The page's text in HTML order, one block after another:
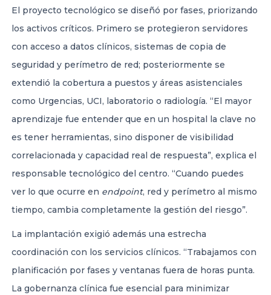
El proyecto tecnológico se diseñó por fases, priorizando
los activos críticos. Primero se protegieron servidores
con acceso a datos clínicos, sistemas de copia de
seguridad y perímetro de red; posteriormente se
extendió la cobertura a puestos y áreas asistenciales
como Urgencias, UCI, laboratorio o radiología. “El mayor
aprendizaje fue entender que en un hospital la clave no
es tener herramientas, sino disponer de visibilidad
correlacionada y capacidad real de respuesta”, explica el
responsable tecnológico del centro. “Cuando puedes
ver lo que ocurre en endpoint, red y perímetro al mismo
tiempo, cambia completamente la gestión del riesgo”.
La implantación exigió además una estrecha
coordinación con los servicios clínicos. “Trabajamos con
planificación por fases y ventanas fuera de horas punta.
La gobernanza clínica fue esencial para minimizar